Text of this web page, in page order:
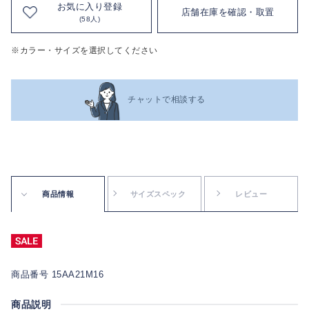
お気に入り登録
(58人)
店舗在庫を確認・取置
※カラー・サイズを選択してください
チャットで相談する
商品情報 サイズスペック レビュー
商品番号 15AA21M16
商品説明